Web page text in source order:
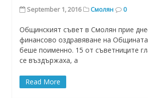
September 1, 2016 Смолян 0
Общинският съвет в Смолян прие
финансово оздравяване на
беше поименно. 15 от съветниците
се въздържаха, а
Read More